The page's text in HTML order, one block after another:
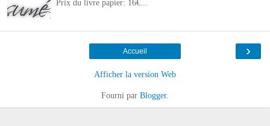
Prix du livre papier: 16€...
›
Accueil
Afficher la version Web
Fourni par Blogger.